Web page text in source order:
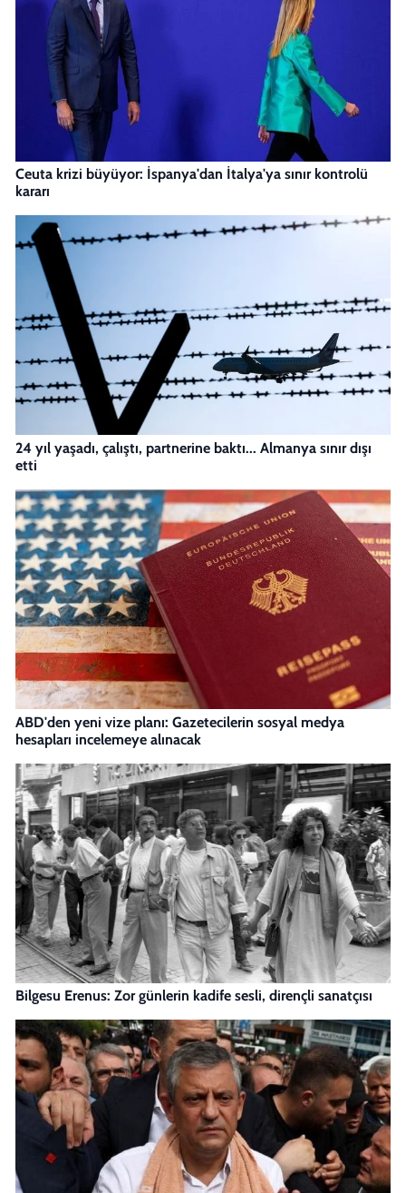
Ceuta krizi büyüyor: İspanya'dan İtalya'ya sınır kontrolü
kararı
24 yıl yaşadı, çalıştı, partnerine baktı... Almanya sınır dışı
etti
ABD'den yeni vize planı: Gazetecilerin sosyal medya
hesapları incelemeye alınacak
Bilgesu Erenus: Zor günlerin kadife sesli, dirençli sanatçısı